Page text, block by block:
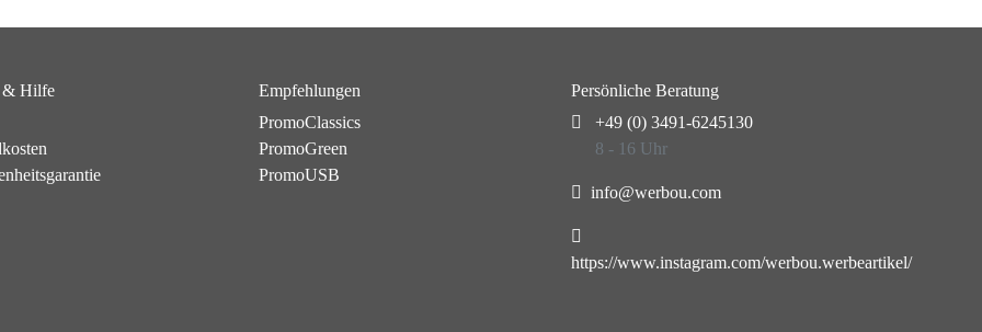
& Hilfe
Empfehlungen
PromoClassics
PromoGreen
PromoUSB
Persönliche Beratung
+49 (0) 3491-6245130
8 - 16 Uhr
info@werbou.com
https://www.instagram.com/werbou.werbeartikel/